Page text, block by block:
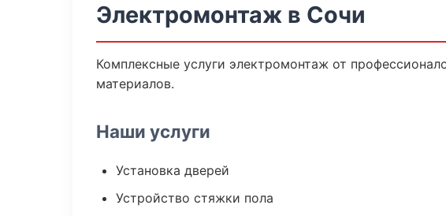
Электромонтаж в Сочи
Комплексные услуги электромонтаж от
материалов.
Наши услуги
Установка дверей
Устройство стяжки пола